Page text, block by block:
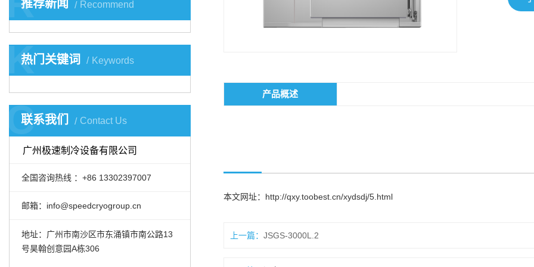
推荐新闻 Recommend
热门关键词 Keywords
K
联系我们 Contact Us
C
广州极速制冷设备有限公司
全国咨询热线 ：+86 13302397007
邮箱：info@speedcryogroup.cn
地址：广州市南沙区市东涌镇市南公路13
号昊翰创意园A栋306
产品概述
本文网址： http://qxy.toobest.cn/xydsdj/5.html
上一篇： JSGS-3000L.2